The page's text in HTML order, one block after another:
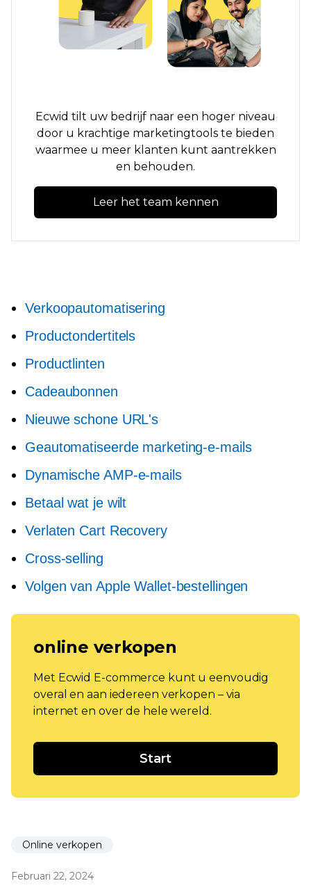
Ecwid tilt uw bedrijf naar een hoger niveau
door u krachtige marketingtools te bieden
waarmee u meer klanten kunt aantrekken
en behouden.
Leer het team kennen
Verkoopautomatisering
Productondertitels
Productlinten
Cadeaubonnen
Nieuwe schone URL's
Geautomatiseerde marketing-e-mails
Dynamische AMP-e-mails
Betaal wat je wilt
Verlaten Cart Recovery
Cross-selling
Volgen van Apple Wallet-bestellingen
online verkopen
Met Ecwid E-commerce kunt u eenvoudig
overal en aan iedereen verkopen – via
internet en over de hele wereld.
Start
Online verkopen
Februari 22, 2024